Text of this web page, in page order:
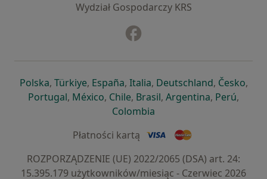
Wydział Gospodarczy KRS
Polskaotwiera się w nowej karcie
, Türkiyeotwiera się w nowej karcie
, Españaotwiera się w nowej karcie
, Italiaotwiera się w nowej
, Deutschlandotwiera się
, Česko,
Portugalotwiera się w nowej karcie
, Méxicootwiera się w nowej karcie
, Chileotwiera się w nowej karcie
, Brasilotwiera się w nowej
, Argentinaotwiera się
, Perú,
Colombia
Płatności kartą
ROZPORZĄDZENIE (UE) 2022/2065 (DSA) art. 24:
15.395.179 użytkowników/miesiąc - Czerwiec 2026